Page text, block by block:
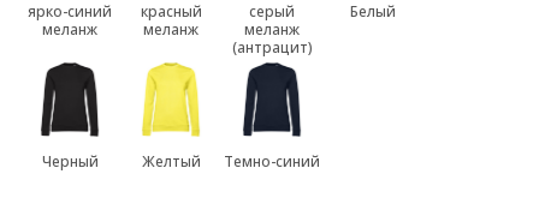
ярко-синий
меланж
красный
меланж
серый
меланж
(антрацит)
Белый
Черный Желтый Темно-синий